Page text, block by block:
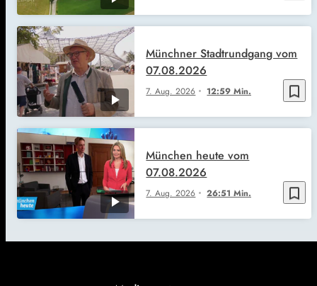
bookmark_border
7. Aug. 2026 12:59 Min.
Münchner Stadtrundgang vom
07.08.2026
bookmark_border
7. Aug. 2026 26:51 Min.
München heute vom
07.08.2026